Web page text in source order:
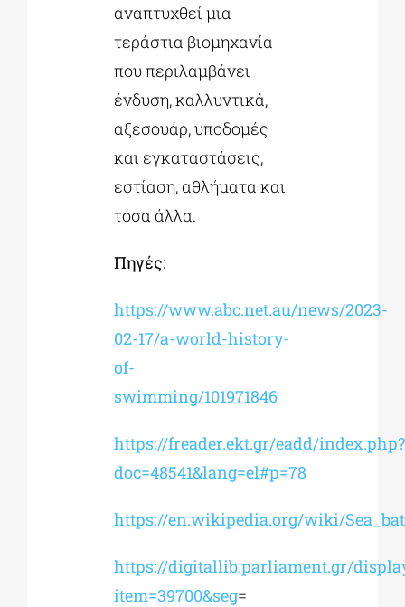
αναπτυχθεί μια
τεράστια βιομηχανία
που περιλαμβάνει
ένδυση, καλλυντικά,
αξεσουάρ, υποδομές
και εγκαταστάσεις,
εστίαση, αθλήματα και
τόσα άλλα.
Πηγές:
https://www.abc.net.au/news/2023-
02-17/a-world-history-
of-
swimming/101971846
https://freader.ekt.gr/eadd/index.php?
doc=48541&lang=el#p=78
https://en.wikipedia.org/wiki/
https://digitallib.parliament.gr/
item=39700&seg=